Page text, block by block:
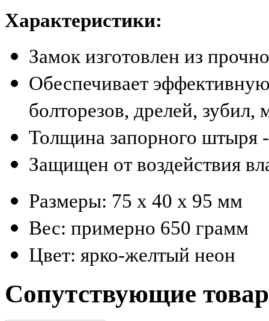
Характеристики:
Замок изготовлен из
Обеспечивает
болторезов, дрелей,
Толщина запорного штыря
Защищен от воздействия
Размеры: 75 x 40 x 95 мм
Вес: примерно 650 грамм
Цвет: ярко-желтый неон
Сопутствующие